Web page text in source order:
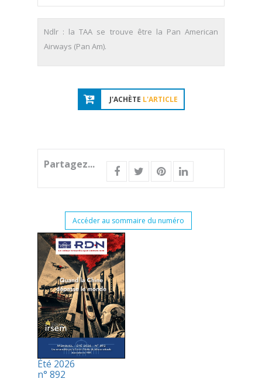
Ndlr : la TAA se trouve être la Pan American
Airways (Pan Am).
J'ACHÈTE L'ARTICLE
Partagez...
Accéder au sommaire du numéro
Été 2026
n° 892